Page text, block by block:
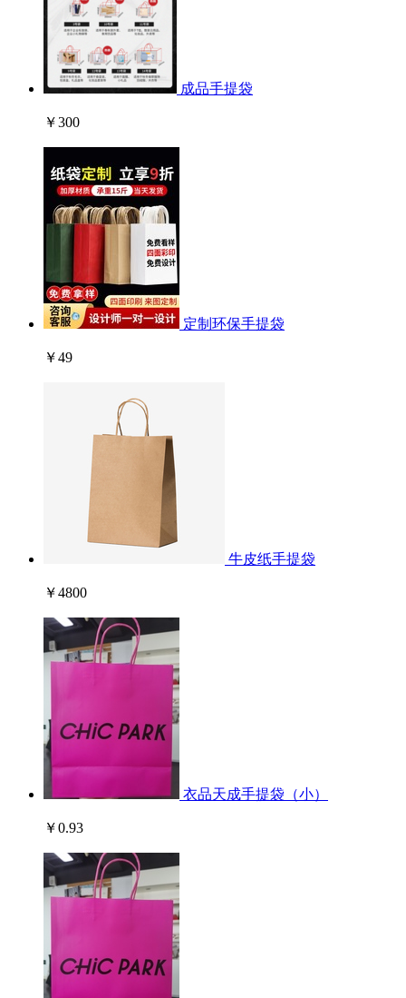
成品手提袋
￥300
定制环保手提袋
￥49
牛皮纸手提袋
￥4800
衣品天成手提袋（小）
￥0.93